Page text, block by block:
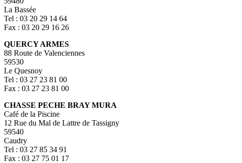
La Bassée
Tel : 03 20 29 14 64
Fax : 03 20 29 16 26
QUERCY ARMES
88 Route de Valenciennes
59530
Le Quesnoy
Tel : 03 27 23 81 00
Fax : 03 27 23 81 00
CHASSE PECHE BRAY MURA
Café de la Piscine
12 Rue du Mal de Lattre de Tassigny
59540
Caudry
Tel : 03 27 85 34 91
Fax : 03 27 75 01 17